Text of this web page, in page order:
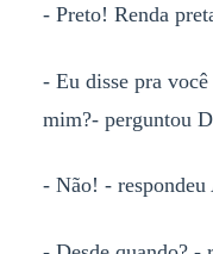
- Preto! Renda
- Eu disse pra
mim?- perguntou
- Não! - respondeu